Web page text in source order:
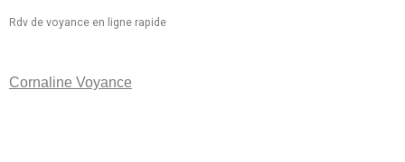
Rdv de voyance en ligne rapide
Cornaline Voyance